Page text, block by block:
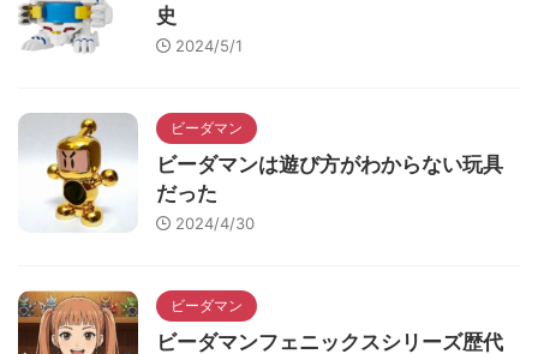
史
2024/5/1
ビーダマン
ビーダマンは遊び方がわからない玩具
だった
2024/4/30
ビーダマン
ビーダマンフェニックスシリーズ歴代